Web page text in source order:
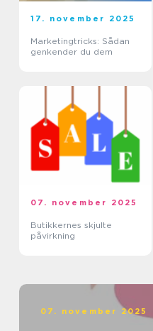
17. november 2025
Marketingtricks: Sådan
genkender du dem
07. november 2025
Butikkernes skjulte
påvirkning
07. november 2025